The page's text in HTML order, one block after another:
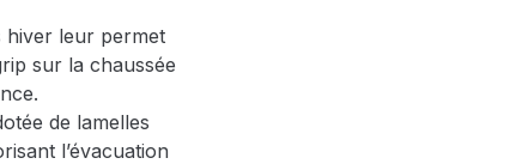
hiver leur permet
sur la chaussée
de lamelles
l’évacuation